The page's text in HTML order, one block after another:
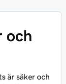
och
är säker och